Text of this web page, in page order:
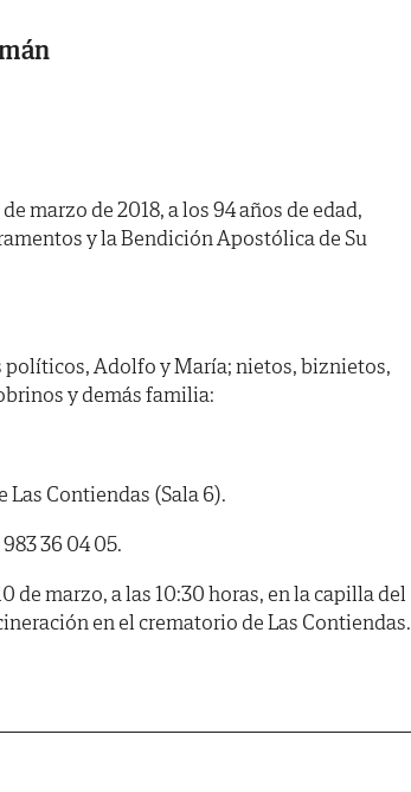
marzo de 2018, a los 94 años de edad,
y la Bendición Apostólica de Su
políticos, Adolfo y María; nietos, biznietos,
y demás familia:
Las Contiendas (Sala 6).
36 04 05.
de marzo, a las 10:30 horas, en la capilla del
en el crematorio de Las Contiendas.